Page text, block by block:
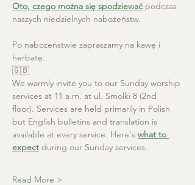
Oto, czego można się spodziewać podczas
naszych niedzielnych nabożeństw.
Po nabożeństwie zapraszamy na kawę i
herbatę.
🇬🇧
We warmly invite you to our Sunday worship
services at 11 a.m. at ul. Smolki 8 (2nd
floor). Services are held primarily in Polish
but English bulletins and translation is
available at every service. Here's what to
expect during our Sunday services.
Read More >